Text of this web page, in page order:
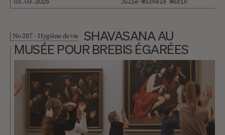
No 287 - Hygiène de vie
SHAVASANA AU
MUSÉE POUR BREBIS ÉGARÉES